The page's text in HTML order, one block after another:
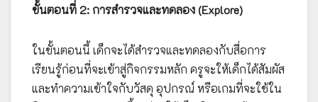
ขั้นตอนที่ 2: การสำรวจและทดลอง (Explore)
ในขั้นตอนนี้ เด็กจะได้สำรวจและทดลองกับสื่อการ
เรียนรู้ก่อนที่จะเข้าสู่กิจกรรมหลัก ครูจะให้เด็กได้สัมผัส
และทำความเข้าใจกับวัสดุ อุปกรณ์ หรือเกมที่จะใช้ใน